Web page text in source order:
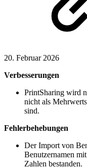
20. Februar 2026
Verbesserungen
PrintSharing wird
nicht als
sind.
Fehlerbehebungen
Der Import von
Benutzernamen
Zahlen bestanden.